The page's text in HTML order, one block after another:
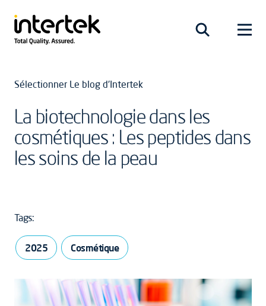
Sélectionner Le blog d'Intertek
La biotechnologie dans les
cosmétiques : Les peptides dans
les soins de la peau
Tags:
2025 Cosmétique